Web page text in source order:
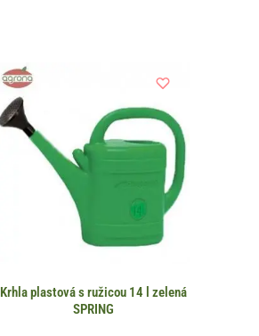
Krhla plastová s ružicou 14 l zelená
SPRING